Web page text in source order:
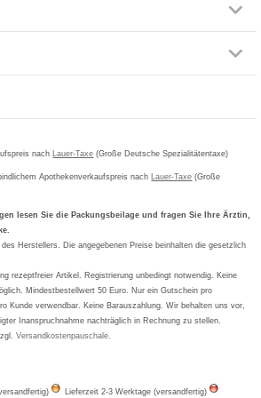
nach Lauer-Taxe (Große Deutsche Spezialitätentaxe)
Apothekenverkaufspreis nach Lauer-Taxe (Große
lesen Sie die Packungsbeilage und fragen Sie Ihre Ärztin,
Herstellers. Die angegebenen Preise beinhalten die gesetzlich
rezeptfreier Artikel. Registrierung unbedingt notwendig. Keine
Mindestbestellwert 50 Euro. Nur ein Gutschein pro
Kunde verwendbar. Keine Barauszahlung. Wir behalten uns vor,
Inanspruchnahme nachträglich in Rechnung zu stellen.
Versandkostenpauschale.
Lieferzeit 2-3 Werktage (versandfertig)